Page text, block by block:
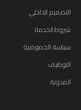
التصميم الداخلي
شروط الخدمة
سياسة الخصوصية
التوظيف
المدونة